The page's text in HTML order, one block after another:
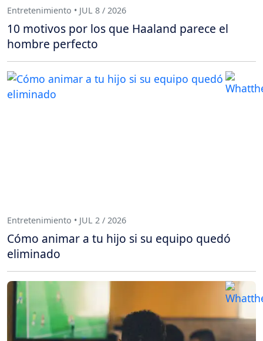
Entretenimiento • JUL 8 / 2026
10 motivos por los que Haaland parece el
hombre perfecto
Entretenimiento • JUL 2 / 2026
Cómo animar a tu hijo si su equipo quedó
eliminado